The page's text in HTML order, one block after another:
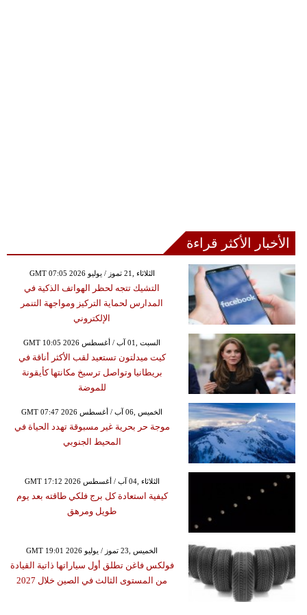
الأخبار الأكثر قراءة
GMT 07:05 2026 الثلاثاء ,21 تموز / يوليو
التشيك تتجه لحظر الهواتف الذكية في
المدارس لحماية التركيز ومواجهة التنمر
الإلكتروني
GMT 10:05 2026 السبت ,01 آب / أغسطس
كيت ميدلتون تستعيد لقب الأكثر أناقة في
بريطانيا وتواصل ترسيخ مكانتها كأيقونة
للموضة
GMT 07:47 2026 الخميس ,06 آب / أغسطس
موجة حر بحرية غير مسبوقة تهدد الحياة في
المحيط الجنوبي
GMT 17:12 2026 الثلاثاء ,04 آب / أغسطس
كيفية استعادة كل برج فلكي طاقته بعد يوم
طويل ومرهق
GMT 19:01 2026 الخميس ,23 تموز / يوليو
فولكس فاغن تطلق أول سياراتها ذاتية القيادة
من المستوى الثالث في الصين خلال 2027